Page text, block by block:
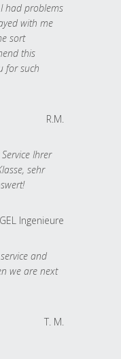
had problems
with me
sort
this
for such
R.M.
Ihrer
sehr
Ingenieure
and
we are next
T. M.